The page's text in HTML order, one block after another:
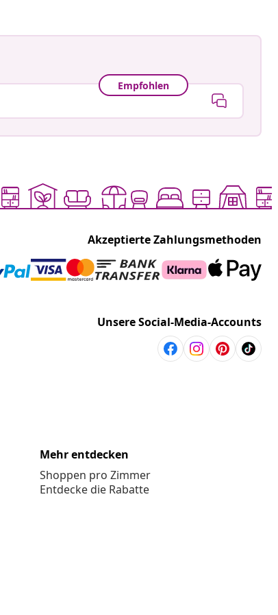
Empfohlen
Akzeptierte Zahlungsmethoden
Unsere Social-Media-Accounts
Mehr entdecken
Shoppen pro Zimmer
Entdecke die Rabatte